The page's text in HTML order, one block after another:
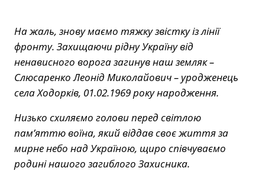
На жаль, знову маємо тяжку звістку із лінії
фронту. Захищаючи рідну Україну від
ненависного ворога загинув наш земляк –
Слюсаренко Леонід Миколайович – уродженець
села Ходорків, 01.02.1969 року народження.
Низько схиляємо голови перед світлою
пам’яттю воїна, який віддав своє життя за
мирне небо над Україною, щиро співчуваємо
родині нашого загиблого Захисника.